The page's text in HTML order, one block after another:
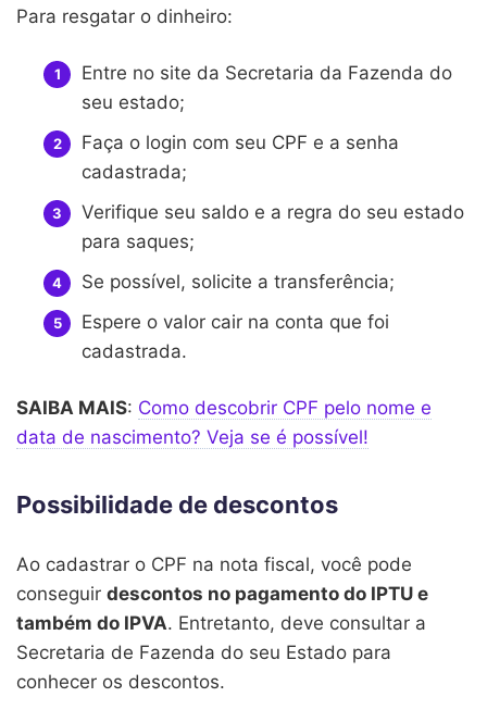
Para resgatar o dinheiro:
Entre no site da Secretaria da Fazenda do
seu estado;
Faça o login com seu CPF e a senha
cadastrada;
Verifique seu saldo e a regra do seu estado
para saques;
Se possível, solicite a transferência;
Espere o valor cair na conta que foi
cadastrada.
SAIBA MAIS: Como descobrir CPF pelo nome e
data de nascimento? Veja se é possível!
Possibilidade de descontos
Ao cadastrar o CPF na nota fiscal, você pode
conseguir descontos no pagamento do IPTU e
também do IPVA. Entretanto, deve consultar a
Secretaria de Fazenda do seu Estado para
conhecer os descontos.